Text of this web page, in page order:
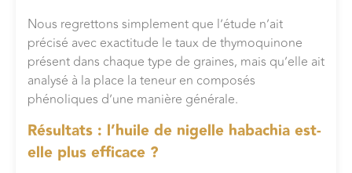
Nous regrettons simplement que l’étude n’ait
précisé avec exactitude le taux de thymoquinone
présent dans chaque type de graines, mais qu’elle ait
analysé à la place la teneur en composés
phénoliques d’une manière générale.
Résultats : l’huile de nigelle habachia est-
elle plus efficace ?